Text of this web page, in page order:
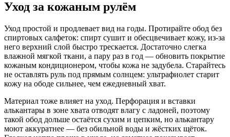
Уход за кожаным рулём
Уход простой и продлевает вид на годы. Протирайте обод без
спиртовых салфеток: спирт сушит и обесцвечивает кожу, из-за
него верхний слой быстро трескается. Достаточно слегка
влажной мягкой ткани, а пару раз в год — обновить покрытие
кожаным кондиционером, чтобы кожа не задубела. Старайтесь
не оставлять руль под прямым солнцем: ультрафиолет старит
кожу на ободе сильнее, чем ежедневный хват.
Материал тоже влияет на уход. Перфорация и вставки
алькантары в зоне хвата отводят влагу с ладоней, поэтому
такой обод дольше остаётся сухим и цепким, но алькантару
моют аккуратнее — без обильной воды и жёстких щёток.